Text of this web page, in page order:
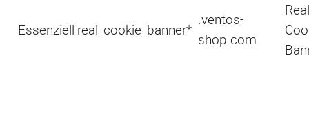
Essenziell real_cookie_banner*
.ventos-
shop.com
Real